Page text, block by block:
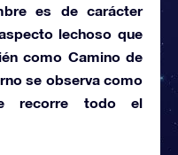
es de carácter
lechoso que
como Camino de
se observa como
recorre todo el